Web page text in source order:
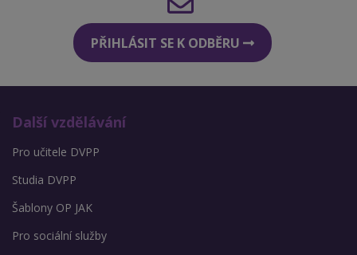
PŘIHLÁSIT SE K ODBĚRU
Další vzdělávání
Pro učitele DVPP
Studia DVPP
Šablony OP JAK
Pro sociální služby